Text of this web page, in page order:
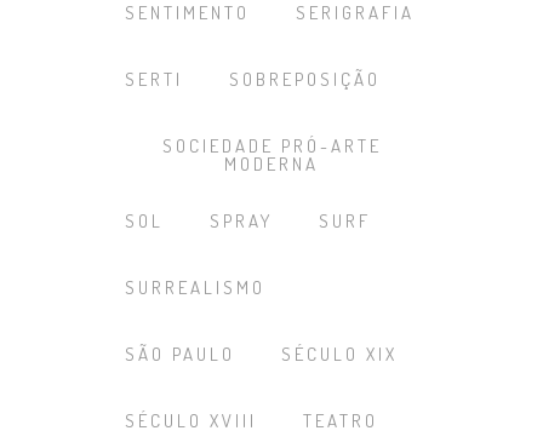
SENTIMENTO SERIGRAFIA
SERTI SOBREPOSIÇÃO
SOCIEDADE PRÓ-ARTE
MODERNA
SOL SPRAY SURF
SURREALISMO
SÃO PAULO SÉCULO XIX
SÉCULO XVIII TEATRO